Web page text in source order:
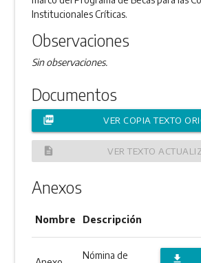
Institucionales Críticas.
Observaciones
Sin observaciones.
Documentos
picture_as_pdf VER COPIA TEXTO
description VER TEXTO
Anexos
Nombre Descripción
Nómina de
file_download